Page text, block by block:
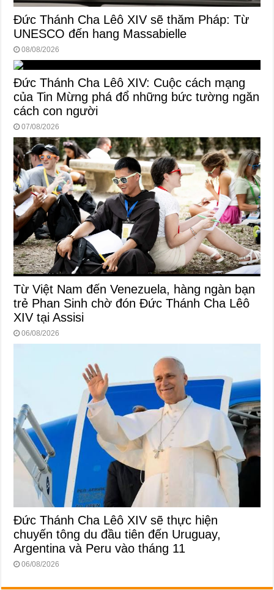
Đức Thánh Cha Lêô XIV sẽ thăm Pháp: Từ
UNESCO đến hang Massabielle
08/08/2026
Đức Thánh Cha Lêô XIV: Cuộc cách mạng
của Tin Mừng phá đổ những bức tường ngăn
cách con người
07/08/2026
Từ Việt Nam đến Venezuela, hàng ngàn bạn
trẻ Phan Sinh chờ đón Đức Thánh Cha Lêô
XIV tại Assisi
06/08/2026
Đức Thánh Cha Lêô XIV sẽ thực hiện
chuyến tông du đầu tiên đến Uruguay,
Argentina và Peru vào tháng 11
06/08/2026